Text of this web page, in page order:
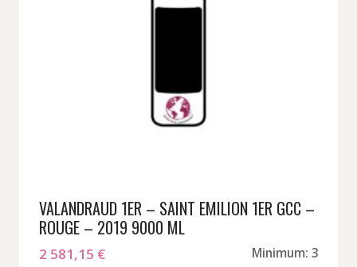
VALANDRAUD 1ER – SAINT EMILION 1ER GCC –
ROUGE – 2019 9000 ML
2 581,15 € Minimum: 3